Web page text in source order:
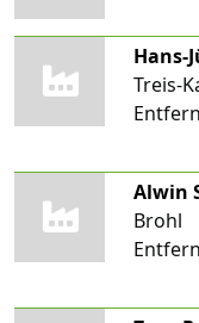
Hans-
Treis-
Alwin
Brohl